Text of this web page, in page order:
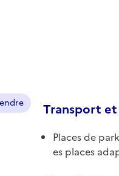
Transport
Places de
es places